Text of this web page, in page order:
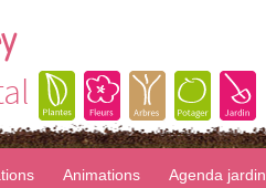
Animations Agenda jardin